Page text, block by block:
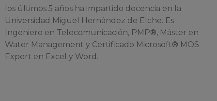
los últimos 5 años ha impartido docencia en la
Universidad Miguel Hernández de Elche. Es
Ingeniero en Telecomunicación, PMP®, Máster en
Water Management y Certificado Microsoft® MOS
Expert en Excel y Word.